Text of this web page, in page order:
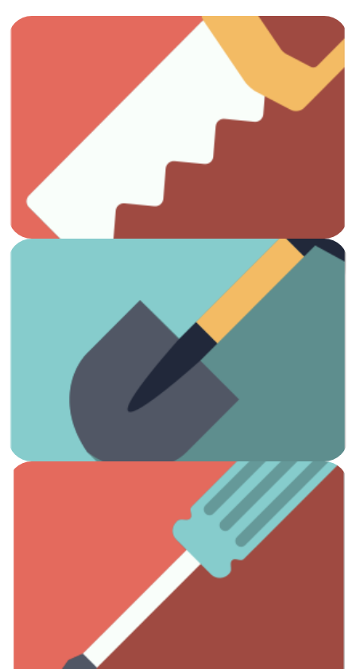
Carpintería
Todo lo que necesitas para el trabajo con madera.
Jardinería
¡Es hora de arreglar el jardín!
Ver artículos
Otros
Todas las herramientas que necesitas.
Ver artículos